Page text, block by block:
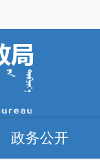
政务公开